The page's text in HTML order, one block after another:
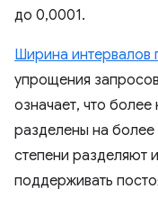
до 0,0001.
Ширина интервалов
упрощения
означает, что более
разделены на
степени разделяют
поддерживать